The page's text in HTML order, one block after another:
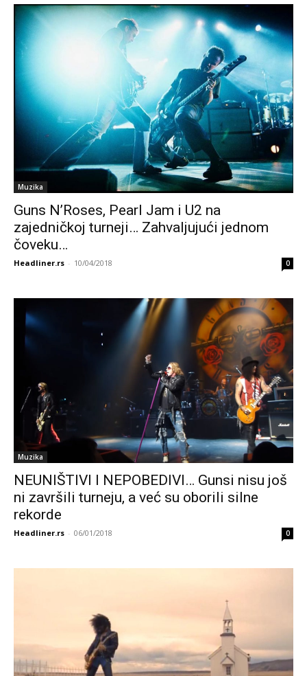
Muzika
Guns N’Roses, Pearl Jam i U2 na
zajedničkoj turneji… Zahvaljujući jednom
čoveku…
Headliner.rs - 10/04/2018 0
Muzika
NEUNIŠTIVI I NEPOBEDIVI… Gunsi nisu još
ni završili turneju, a već su oborili silne
rekorde
Headliner.rs - 06/01/2018 0